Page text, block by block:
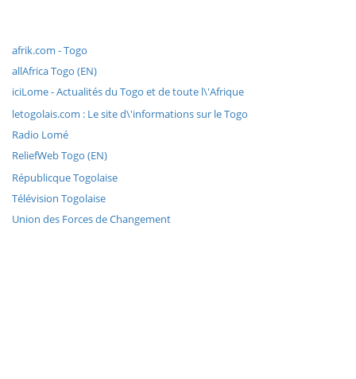
afrik.com - Togo
allAfrica Togo (EN)
iciLome - Actualités du Togo et de toute l\'Afrique
letogolais.com : Le site d\'informations sur le Togo
Radio Lomé
ReliefWeb Togo (EN)
Républicque Togolaise
Télévision Togolaise
Union des Forces de Changement